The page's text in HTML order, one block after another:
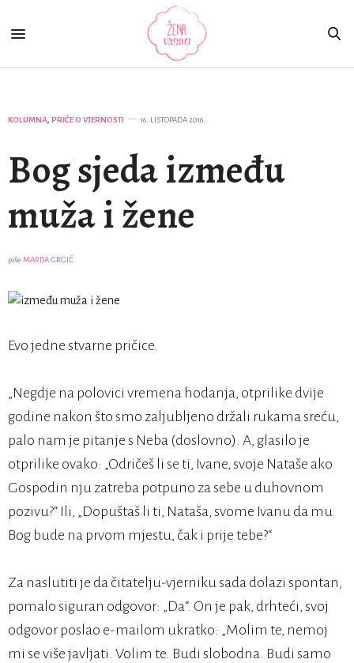
KOLUMNA, PRIČE O VJERNOSTI 16. LISTOPADA 2016.
Bog sjeda između
muža i žene
piše MARIJA GRGIĆ
Evo jedne stvarne pričice.
„Negdje na polovici vremena hodanja, otprilike dvije
godine nakon što smo zaljubljeno držali rukama sreću,
palo nam je pitanje s Neba (doslovno). A, glasilo je
otprilike ovako: „Odričeš li se ti, Ivane, svoje Nataše ako
Gospodin nju zatreba potpuno za sebe u duhovnom
pozivu?“ Ili, „Dopuštaš li ti, Nataša, svome Ivanu da mu
Bog bude na prvom mjestu, čak i prije tebe?“
Za naslutiti je da čitatelju-vjerniku sada dolazi spontan,
pomalo siguran odgovor: „Da“. On je pak, drhteći, svoj
odgovor poslao e-mailom ukratko: „Molim te, nemoj
mi se više javljati. Volim te. Budi slobodna. Budi samo